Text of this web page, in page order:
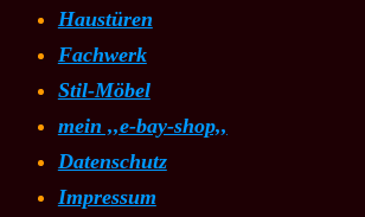
Haustüren
Fachwerk
Stil-Möbel
mein ,,e-bay-shop,,
Datenschutz
Impressum